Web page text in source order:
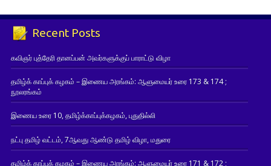
Recent Posts
கவிஞர் புத்தேரி தானப்பன் அவர்களுக்குப் பாராட்டு விழா
தமிழ்க் காப்புக் கழகம் – இணைய அரங்கம்: ஆளுமையர் உரை 173 & 174 ;
நூலரங்கம்
இணைய உரை 10, தமிழ்க்காப்புக்கழகம், புதுதில்லி
நட்பு தமிழ் வட்டம், 7ஆவது ஆண்டு தமிழ் விழா, மதுரை
தமிழ்க் காப்புக் கழகம் – இணைய அரங்கம்: ஆளுமையர் உரை 171 & 172 ;